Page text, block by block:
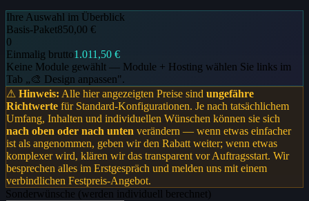
Ihre Auswahl im Überblick
Basis-Paket850,00 €
0
Einmalig brutto1.011,50 €
Keine Module gewählt — Module + Hosting wählen Sie links im
Tab „🎨 Design anpassen".
⚠ Hinweis: Alle hier angezeigten Preise sind ungefähre
Richtwerte für Standard-Konfigurationen. Je nach tatsächlichem
Umfang, Inhalten und individuellen Wünschen können sie sich
nach oben oder nach unten verändern — wenn etwas einfacher
ist als angenommen, geben wir den Rabatt weiter; wenn etwas
komplexer wird, klären wir das transparent vor Auftragsstart. Wir
besprechen alles im Erstgespräch und melden uns mit einem
verbindlichen Festpreis-Angebot.
Sonderwünsche (werden individuell berechnet)